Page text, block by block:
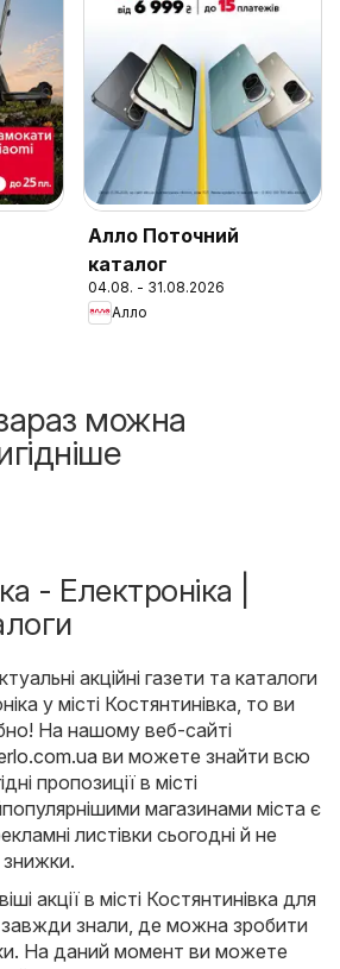
Алло Поточний
каталог
04.08. - 31.08.2026
Алло
можна
- Електроніка |
акційні газети та каталоги
у місті Костянтинівка, то ви
На нашому веб-сайті
ви можете знайти всю
пропозиції в місті
магазинами міста є
листівки сьогодні й не
акції в місті Костянтинівка для
знали, де можна зробити
На даний момент ви можете